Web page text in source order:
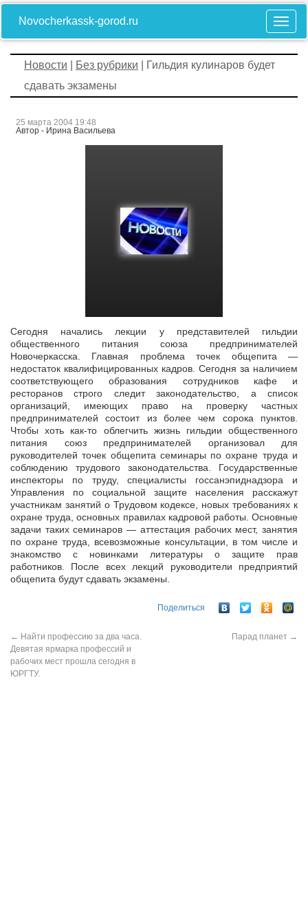
Novocherkassk-gorod.ru
Новости Без рубрики | Гильдия кулинаров будет
сдавать экзамены
25 марта 2004 19:48
Автор - Ирина Васильева
Сегодня начались лекции у представителей гильдии
общественного питания союза предпринимателей
Новочеркасска. Главная проблема точек общепита —
недостаток квалифицированных кадров. Сегодня за наличием
соответствующего образования сотрудников кафе и
ресторанов строго следит законодательство, а список
организаций, имеющих право на проверку частных
предпринимателей состоит из более чем сорока пунктов.
Чтобы хоть как-то облегчить жизнь гильдии общественного
питания союз предпринимателей организовал для
руководителей точек общепита семинары по охране труда и
соблюдению трудового законодательства. Государственные
инспекторы по труду, специалисты госсанэпиднадзора и
Управления по социальной защите населения расскажут
участникам занятий о Трудовом кодексе, новых требованиях к
охране труда, основных правилах кадровой работы. Основные
задачи таких семинаров — аттестация рабочих мест, занятия
по охране труда, всевозможные консультации, в том числе и
знакомство с новинками литературы о защите прав
работников. После всех лекций руководители предприятий
общепита будут сдавать экзамены.
Поделиться
← Найти профессию за два часа.
Девятая ярмарка профессий и
рабочих мест прошла сегодня в
ЮРГТУ.
Парад планет →